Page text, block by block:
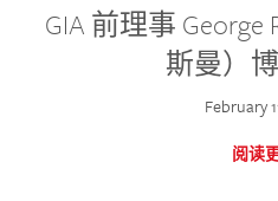
GIA 前理事 George
斯曼）
February
阅读